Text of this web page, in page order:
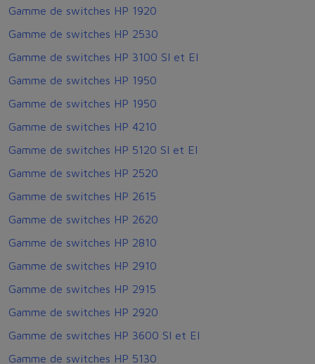
Gamme de switches HP 1920
Gamme de switches HP 2530
Gamme de switches HP 3100 SI et EI
Gamme de switches HP 1950
Gamme de switches HP 1950
Gamme de switches HP 4210
Gamme de switches HP 5120 SI et EI
Gamme de switches HP 2520
Gamme de switches HP 2615
Gamme de switches HP 2620
Gamme de switches HP 2810
Gamme de switches HP 2910
Gamme de switches HP 2915
Gamme de switches HP 2920
Gamme de switches HP 3600 SI et EI
Gamme de switches HP 5130